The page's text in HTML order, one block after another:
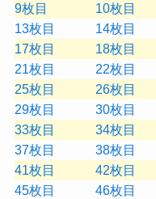
9枚目
10枚目
13枚目
14枚目
17枚目
18枚目
21枚目
22枚目
25枚目
26枚目
29枚目
30枚目
33枚目
34枚目
37枚目
38枚目
41枚目
42枚目
45枚目
46枚目